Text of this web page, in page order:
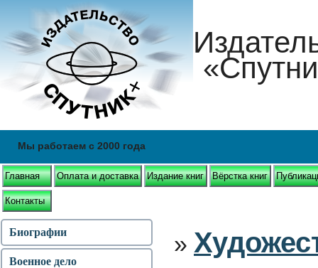
Мы работаем с 2000 года
Главная Оплата и доставка Издание книг Вёрстка книг
Контакты
»
Биографии
Военное дело